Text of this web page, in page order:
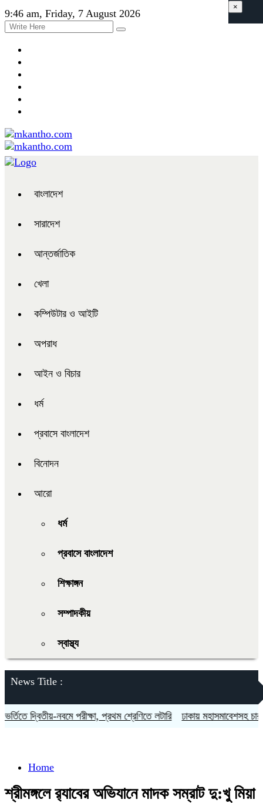
9:46 am, Friday, 7 August 2026
বাংলাদেশ
সারাদেশ
আন্তর্জাতিক
খেলা
কম্পিউটার ও আইটি
অপরাধ
আইন ও বিচার
ধর্ম
প্রবাসে বাংলাদেশ
বিনোদন
আরো
ধর্ম
প্রবাসে বাংলাদেশ
শিক্ষাঙ্গন
সম্পাদকীয়
স্বাস্থ্য
News Title :
দ্বিতীয়-নবমে পরীক্ষা, প্রথম শ্রেণিতে লটারি ঢাকায় মহাসমাবেশসহ চার
×
Home
শ্রীমঙ্গলে র‌্যাবের অভিযানে মাদক সম্রাট দু:খু মিয়া